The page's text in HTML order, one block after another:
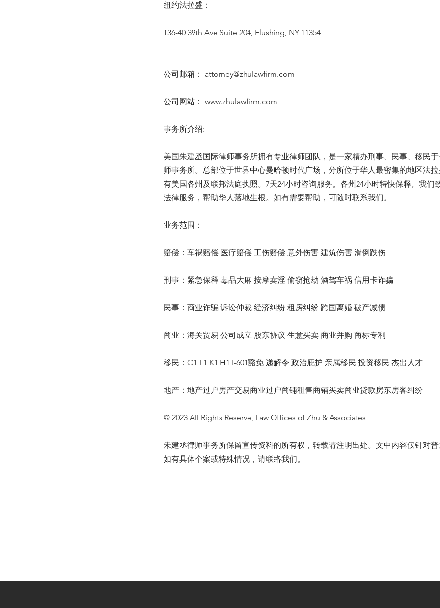
纽约法拉盛：
136-40 39th Ave Suite 204, Flushing, NY 11354
公司邮箱： attorney@zhulawfirm.com
公司网站： www.zhulawfirm.com
事务所介绍:
美国朱建丞国际律师事务所拥有专业律师团队，是一家精办刑事、民事、移民
师事务所。总部位于世界中心曼哈顿时代广场，分所位于华人最密集的地区法
有美国各州及联邦法庭执照。7天24小时咨询服务。各州24小时特快保释。我们
法律服务，帮助华人落地生根。如有需要帮助，可随时联系我们。
业务范围：
赔偿：车祸赔偿 医疗赔偿 工伤赔偿 意外伤害 建筑伤害 滑倒跌伤
刑事：紧急保释 毒品大麻 按摩卖淫 偷窃抢劫 酒驾车祸 信用卡诈骗
民事：商业诈骗 诉讼仲裁 经济纠纷 租房纠纷 跨国离婚 破产减债
商业：海关贸易 公司成立 股东协议 生意买卖 商业并购 商标专利
移民：O1 L1 K1 H1 I-601豁免 递解令 政治庇护 亲属移民 投资移民 杰出人才
地产：地产过户房产交易商业过户商铺租售商铺买卖商业贷款房东房客纠纷
© 2023 All Rights Reserve, Law Offices of Zhu & Associates
朱建丞律师事务所保留宣传资料的所有权，转载请注明出处。文中内容仅针对普
如有具体个案或特殊情况，请联络我们。